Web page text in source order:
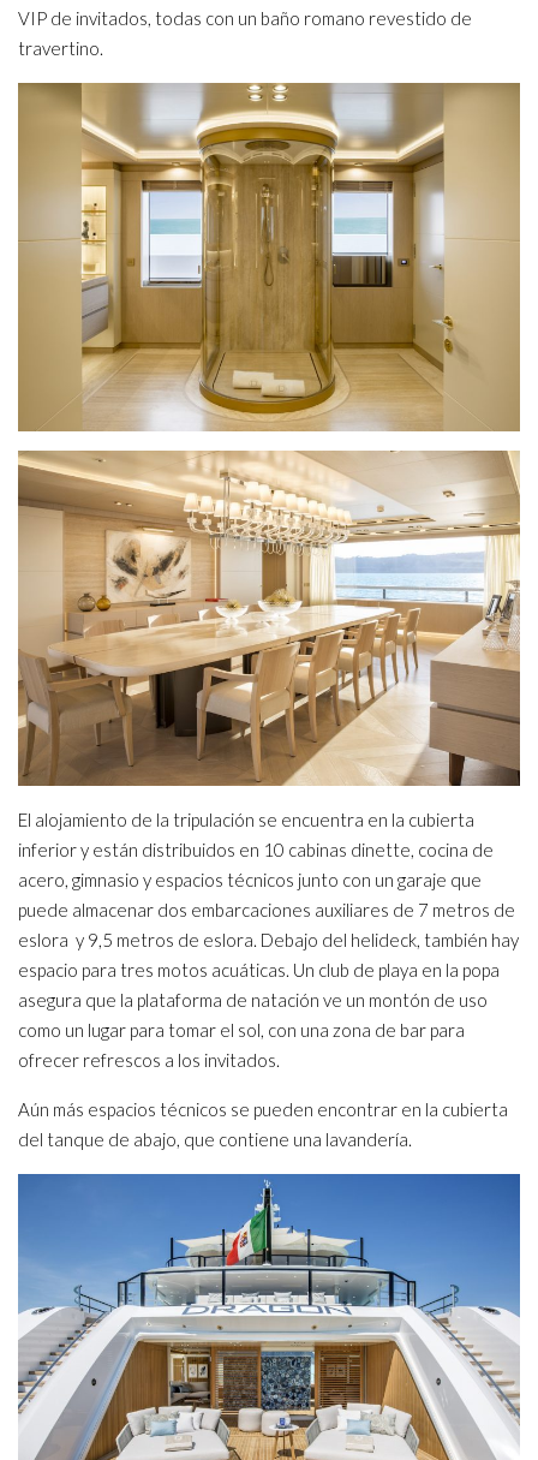
VIP de invitados, todas con un baño romano revestido de
travertino.
El alojamiento de la tripulación se encuentra en la cubierta
inferior y están distribuidos en 10 cabinas dinette, cocina de
acero, gimnasio y espacios técnicos junto con un garaje que
puede almacenar dos embarcaciones auxiliares de 7 metros de
eslora y 9,5 metros de eslora. Debajo del helideck, también hay
espacio para tres motos acuáticas. Un club de playa en la popa
asegura que la plataforma de natación ve un montón de uso
como un lugar para tomar el sol, con una zona de bar para
ofrecer refrescos a los invitados.
Aún más espacios técnicos se pueden encontrar en la cubierta
del tanque de abajo, que contiene una lavandería.